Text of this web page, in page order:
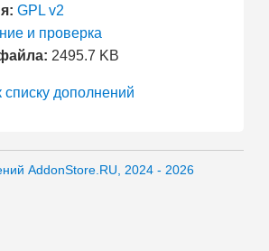
GPL v2
и проверка
2495.7 KB
дополнений
AddonStore.RU, 2024 - 2026